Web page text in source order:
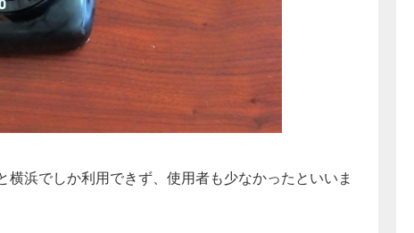
浜でしか利用できず、使用者も少なかったといいま